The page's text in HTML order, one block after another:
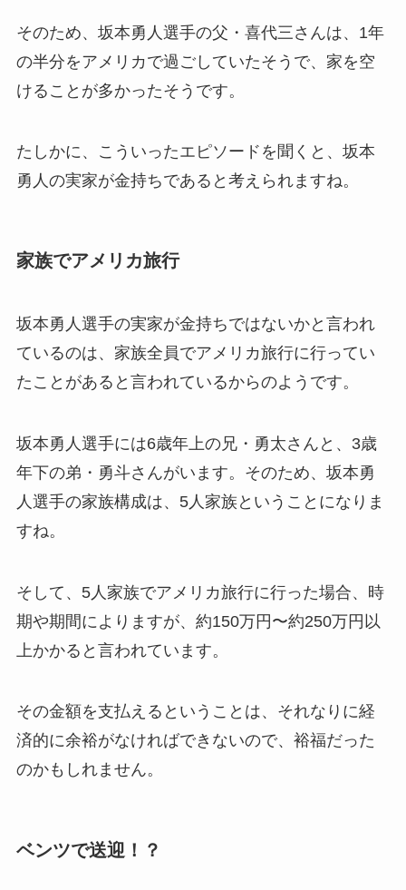
そのため、坂本勇人選手の父・喜代三さんは、1年
の半分をアメリカで過ごしていたそうで、家を空
けることが多かったそうです。
たしかに、こういったエピソードを聞くと、坂本
勇人の実家が金持ちであると考えられますね。
家族でアメリカ旅行
坂本勇人選手の実家が金持ちではないかと言われ
ているのは、家族全員でアメリカ旅行に行ってい
たことがあると言われているからのようです。
坂本勇人選手には6歳年上の兄・勇太さんと、3歳
年下の弟・勇斗さんがいます。そのため、坂本勇
人選手の家族構成は、5人家族ということになりま
すね。
そして、5人家族でアメリカ旅行に行った場合、時
期や期間によりますが、約150万円〜約250万円以
上かかると言われています。
その金額を支払えるということは、それなりに経
済的に余裕がなければできないので、裕福だった
のかもしれません。
ベンツで送迎！？